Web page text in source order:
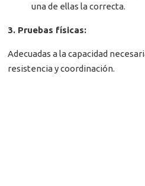
una de ellas la correcta.
3. Pruebas físicas:
Adecuadas a la capacidad
resistencia y coordinación.